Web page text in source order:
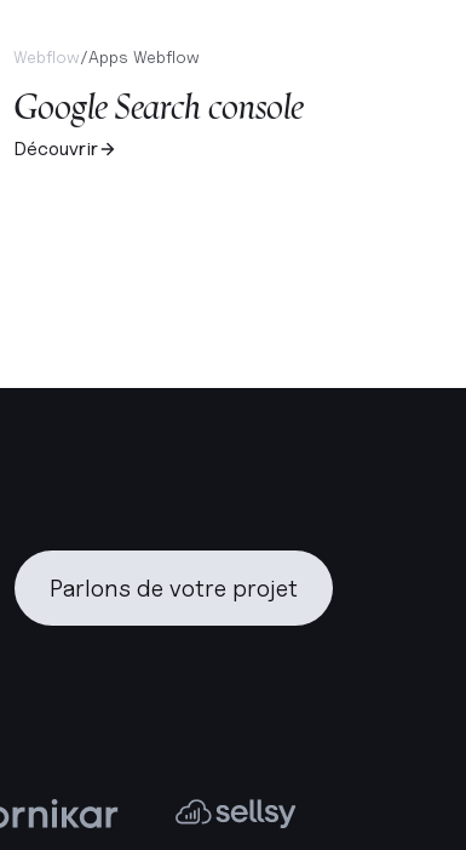
Webflow/Apps Webflow
Google Search console
Découvrir
Parlons de votre projet